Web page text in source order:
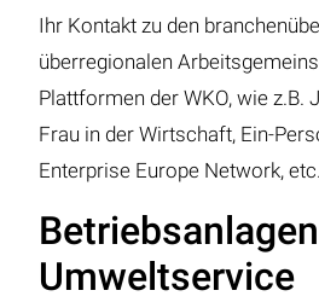
Ihr Kontakt zu den
überregionalen
Plattformen der WKO, wie z.B.
Frau in der Wirtschaft, Ein-
Enterprise Europe Network, etc.
Umweltservice